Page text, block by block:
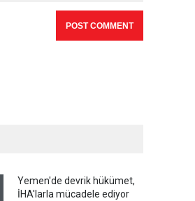
Yemen'de devrik hükümet,
İHA'larla mücadele ediyor